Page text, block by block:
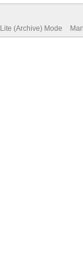
Lite (Archive) Mode